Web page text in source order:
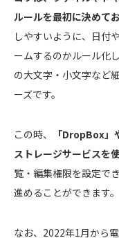
ルールを最初に決めて
しやすいように、日付
ームするのかルール化
の大文字・小文字など
ーズです。
この時、
「DropBox
ストレージサービスを
覧・編集権限を設定で
進めることができます。
なお、2022年1月から